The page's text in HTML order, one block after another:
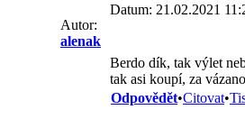
Autor:
alenak
Datum: 21.02.2021
Berdo dík, tak výlet
tak asi koupí, za
Odpovědět•Citovat•